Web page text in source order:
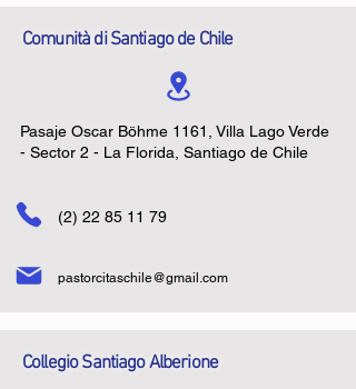
Comunità di Santiago de Chile
Pasaje Oscar Böhme 1161, Villa Lago Verde
- Sector 2 - La Florida, Santiago de Chile
(2) 22 85 11 79
pastorcitaschile@gmail.com
Collegio Santiago Alberione